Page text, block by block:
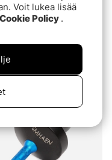
Round Rubber
Voit lukea lisää
Cookie Policy .